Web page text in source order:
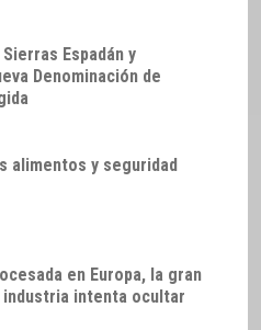
Espadán y
Denominación de
alimentos y seguridad
en Europa, la gran
industria intenta ocultar